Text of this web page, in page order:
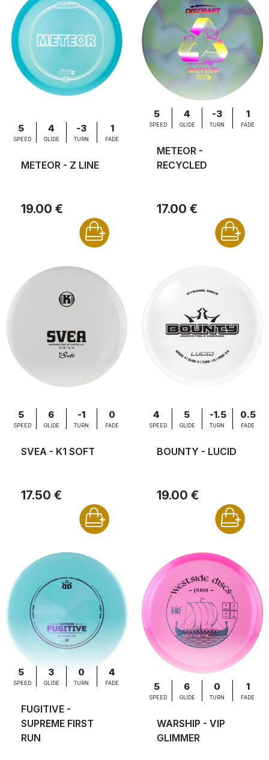
5
SPEED
4
GLIDE
-3
TURN
1
FADE
METEOR - Z LINE
19.00 €
5
SPEED
4
GLIDE
-3
TURN
1
FADE
METEOR -
RECYCLED
17.00 €
5
SPEED
6
GLIDE
-1
TURN
0
FADE
SVEA - K1 SOFT
17.50 €
4
SPEED
5
GLIDE
-1.5
TURN
0.5
FADE
BOUNTY - LUCID
19.00 €
5
SPEED
3
GLIDE
0
TURN
4
FADE
FUGITIVE -
SUPREME FIRST
RUN
5
SPEED
6
GLIDE
0
TURN
1
FADE
WARSHIP - VIP
GLIMMER